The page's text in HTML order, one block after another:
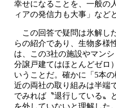
幸せになることを、一般の
ィアの発信力も大事」など
この回答で疑問は氷解し
らの紹介であり、生物多様
は、この3社の施設やマン
分譲戸建てはほとんどゼロ
いうことだ。確かに「5本
近の両社の取り組みは半端
でみれば〝退行している〟
を外していないと理解した